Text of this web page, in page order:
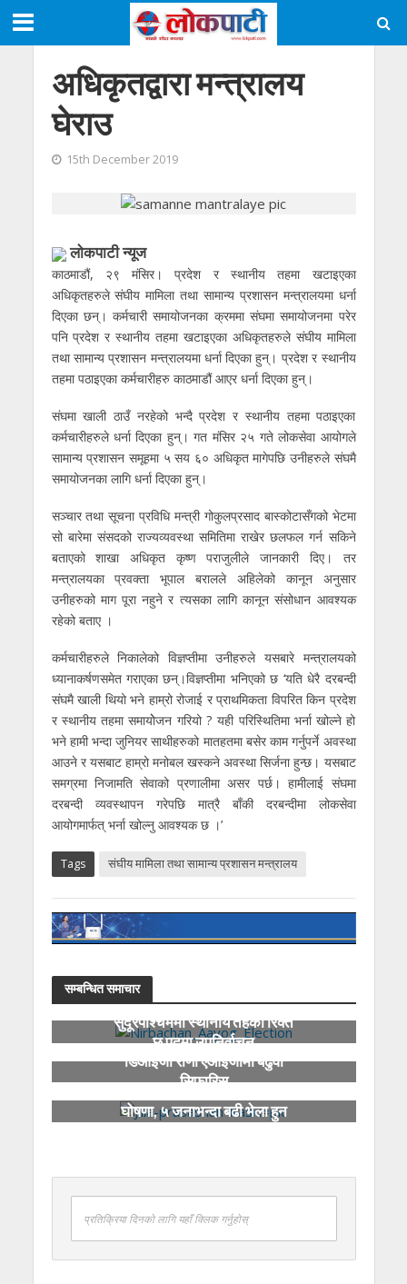
अधिकृतद्वारा मन्त्रालय
घेराउ
15th December 2019
लाेकपाटी न्यूज
काठमाडौं, २९ मंसिर। प्रदेश र स्थानीय तहमा खटाइएका
अधिकृतहरुले संघीय मामिला तथा सामान्य प्रशासन मन्त्रालयमा धर्ना
दिएका छन्। कर्मचारी समायोजनका क्रममा संघमा समायोजनमा परेर
पनि प्रदेश र स्थानीय तहमा खटाइएका अधिकृतहरुले संघीय मामिला
तथा सामान्य प्रशासन मन्त्रालयमा धर्ना दिएका हुन्। प्रदेश र स्थानीय
तहमा पठाइएका कर्मचारीहरु काठमाडौं आएर धर्ना दिएका हुन्।
संघमा खाली ठाउँ नरहेको भन्दै प्रदेश र स्थानीय तहमा पठाइएका
कर्मचारीहरुले धर्ना दिएका हुन्। गत मंसिर २५ गते लोकसेवा आयोगले
सामान्य प्रशासन समूहमा ५ सय ६० अधिकृत मागेपछि उनीहरुले संघमै
समायोजनका लागि धर्ना दिएका हुन्।
सञ्चार तथा सूचना प्रविधि मन्त्री गोकुलप्रसाद बास्कोटासँगको भेटमा
सो बारेमा संसदको राज्यव्यवस्था समितिमा राखेर छलफल गर्न सकिने
बताएको शाखा अधिकृत कृष्ण पराजुलीले जानकारी दिए। तर
मन्त्रालयका प्रवक्ता भूपाल बरालले अहिलेको कानून अनुसार
उनीहरुको माग पूरा नहुने र त्यसका लागि कानून संसोधान आवश्यक
रहेको बताए ।
कर्मचारीहरुले निकालेको विज्ञप्तीमा उनीहरुले यसबारे मन्त्रालयको
ध्यानाकर्षणसमेत गराएका छन्।विज्ञप्तीमा भनिएको छ ‘यति धेरै दरबन्दी
संघमै खाली थियो भने हाम्रो रोजाई र प्राथमिकता विपरित किन प्रदेश
र स्थानीय तहमा समायोेजन गरियो ? यही परिस्थितिमा भर्ना खोल्ने हो
भने हामी भन्दा जुनियर साथीहरुको मातहतमा बसेर काम गर्नुपर्ने अवस्था
आउने र यसबाट हाम्रो मनोबल खस्कने अवस्था सिर्जना हुन्छ। यसबाट
समग्रमा निजामति सेवाको प्रणालीमा असर पर्छ। हामीलाई संघमा
दरबन्दी व्यवस्थापन गरेपछि मात्रै बाँकी दरबन्दीमा लोकसेवा
आयोगमार्फत् भर्ना खोल्नु आवश्यक छ ।’
Tags संघीय मामिला तथा सामान्य प्रशासन मन्त्रालय
सम्बन्धित समाचार
सुदूरपश्चिममा स्थानीय तहका रिक्त
छ पदमा उपनिर्वाचन
डिआईजी राणा एआईजीमा बढुवा
सिफारिस
घोषणा, ५ जनाभन्दा बढी भेला हुन
प्रतिक्रिया दिनको लागि यहाँ क्लिक गर्नुहोस्